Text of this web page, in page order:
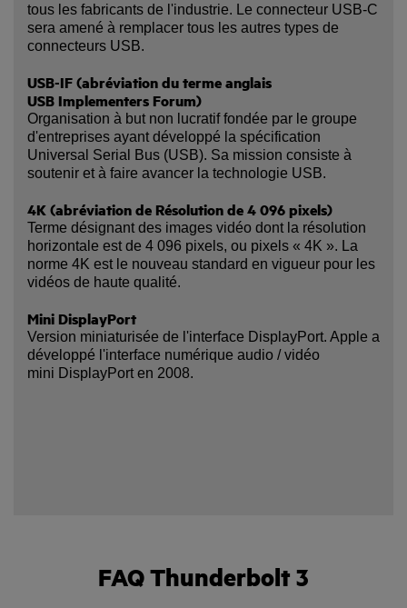
tous les fabricants de l'industrie. Le connecteur USB-C
sera amené à remplacer tous les autres types de
connecteurs USB.
USB-IF (abréviation du terme anglais
USB Implementers Forum)
Organisation à but non lucratif fondée par le groupe
d'entreprises ayant développé la spécification
Universal Serial Bus (USB). Sa mission consiste à
soutenir et à faire avancer la technologie USB.
4K (abréviation de Résolution de 4 096 pixels)
Terme désignant des images vidéo dont la résolution
horizontale est de 4 096 pixels, ou pixels « 4K ». La
norme 4K est le nouveau standard en vigueur pour les
vidéos de haute qualité.
Mini DisplayPort
Version miniaturisée de l'interface DisplayPort. Apple a
développé l'interface numérique audio / vidéo
mini DisplayPort en 2008.
FAQ Thunderbolt 3